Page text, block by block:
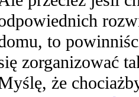
to
zorganizować
że